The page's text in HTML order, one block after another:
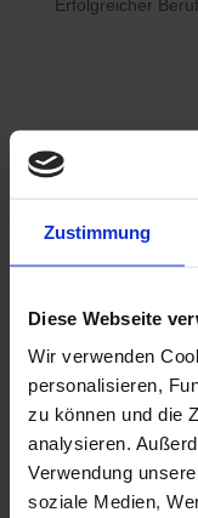
Zustimmung
Diese Webseite
Wir verwenden
personalisieren,
zu können und die
analysieren.
Verwendung
soziale Medien,

